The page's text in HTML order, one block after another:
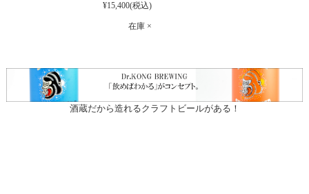
¥15,400(税込)
在庫 ×
酒蔵だから造れるクラフトビールがある！